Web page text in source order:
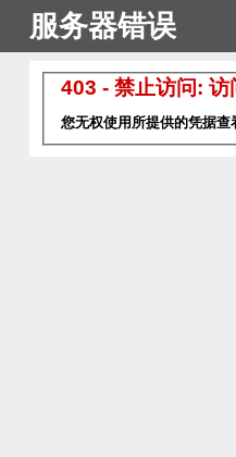
服务器错误
403 - 禁止访问: 访
您无权使用所提供的凭据查